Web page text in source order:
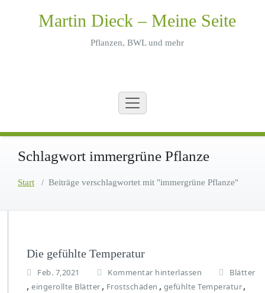
Martin Dieck – Meine Seite
Pflanzen, BWL und mehr
Schlagwort immergrüne Pflanze
Start / Beiträge verschlagwortet mit "immergrüne Pflanze"
Die gefühlte Temperatur
Feb. 7,2021 Kommentar hinterlassen Blätter
, eingerollte Blätter , Frostschäden , gefühlte Temperatur,